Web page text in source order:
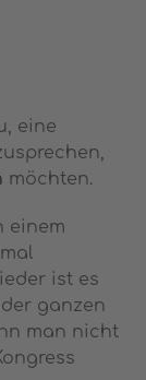
eine
möchten.
einem
ist es
ganzen
man nicht